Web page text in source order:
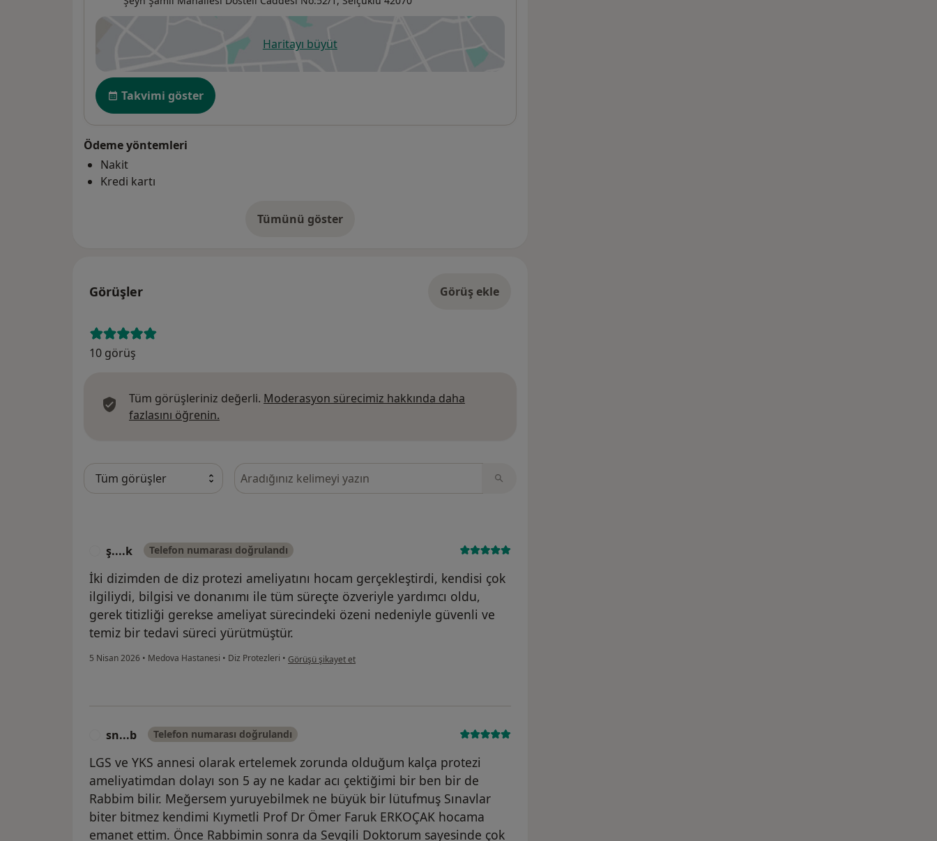
Haritayı büyüt
yeni bir sekmede açılır
Uygunluk
Takvimi göster
Ödeme yöntemleri
Nakit
Kredi kartı
Tümünü göster
adres hakkında
Görüşler Görüş ekle
10 görüş
Tüm görüşleriniz değerli. Moderasyon sürecimiz hakkında daha
fazlasını öğrenin.
Görüşler içerisinde ara
ş....k Telefon numarası doğrulandı
İki dizimden de diz protezi ameliyatını hocam gerçekleştirdi, kendisi çok
ilgiliydi, bilgisi ve donanımı ile tüm süreçte özveriyle yardımcı oldu,
gerek titizliği gerekse ameliyat sürecindeki özeni nedeniyle güvenli ve
temiz bir tedavi süreci yürütmüştür.
5 Nisan 2026 • Medova Hastanesi • Diz Protezleri • kullanıcının görüşüne göre ş....k
Görüşü şikayet et
sn...b Telefon numarası doğrulandı
LGS ve YKS annesi olarak ertelemek zorunda olduğum kalça protezi
ameliyatimdan dolayı son 5 ay ne kadar acı çektiğimi bir ben bir de
Rabbim bilir. Meğersem yuruyebilmek ne büyük bir lütufmuş Sınavlar
biter bitmez kendimi Kıymetli Prof Dr Ömer Faruk ERKOÇAK hocama
emanet ettim. Önce Rabbimin sonra da Sevgili Doktorum sayesinde çok